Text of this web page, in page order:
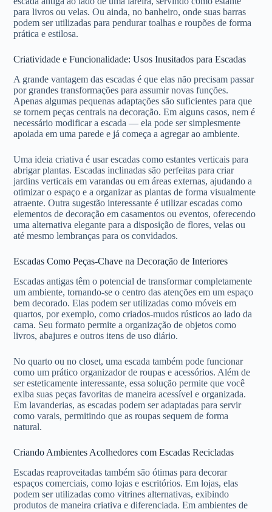
para livros ou velas. Ou ainda, no banheiro, onde suas barras
podem ser utilizadas para pendurar toalhas e roupões de forma
prática e estilosa.
Criatividade e Funcionalidade: Usos Inusitados para Escadas
A grande vantagem das escadas é que elas não precisam passar
por grandes transformações para assumir novas funções.
Apenas algumas pequenas adaptações são suficientes para que
se tornem peças centrais na decoração. Em alguns casos, nem é
necessário modificar a escada — ela pode ser simplesmente
apoiada em uma parede e já começa a agregar ao ambiente.
Uma ideia criativa é usar escadas como estantes verticais para
abrigar plantas. Escadas inclinadas são perfeitas para criar
jardins verticais em varandas ou em áreas externas, ajudando a
otimizar o espaço e a organizar as plantas de forma visualmente
atraente. Outra sugestão interessante é utilizar escadas como
elementos de decoração em casamentos ou eventos, oferecendo
uma alternativa elegante para a disposição de flores, velas ou
até mesmo lembranças para os convidados.
Escadas Como Peças-Chave na Decoração de Interiores
Escadas antigas têm o potencial de transformar completamente
um ambiente, tornando-se o centro das atenções em um espaço
bem decorado. Elas podem ser utilizadas como móveis em
quartos, por exemplo, como criados-mudos rústicos ao lado da
cama. Seu formato permite a organização de objetos como
livros, abajures e outros itens de uso diário.
No quarto ou no closet, uma escada também pode funcionar
como um prático organizador de roupas e acessórios. Além de
ser esteticamente interessante, essa solução permite que você
exiba suas peças favoritas de maneira acessível e organizada.
Em lavanderias, as escadas podem ser adaptadas para servir
como varais, permitindo que as roupas sequem de forma
natural.
Criando Ambientes Acolhedores com Escadas Recicladas
Escadas reaproveitadas também são ótimas para decorar
espaços comerciais, como lojas e escritórios. Em lojas, elas
podem ser utilizadas como vitrines alternativas, exibindo
produtos de maneira criativa e diferenciada. Em ambientes de